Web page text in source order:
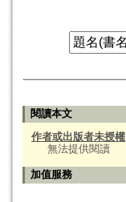
閱讀本文
作者或出版者未授權
無法提供閱讀
加值服務